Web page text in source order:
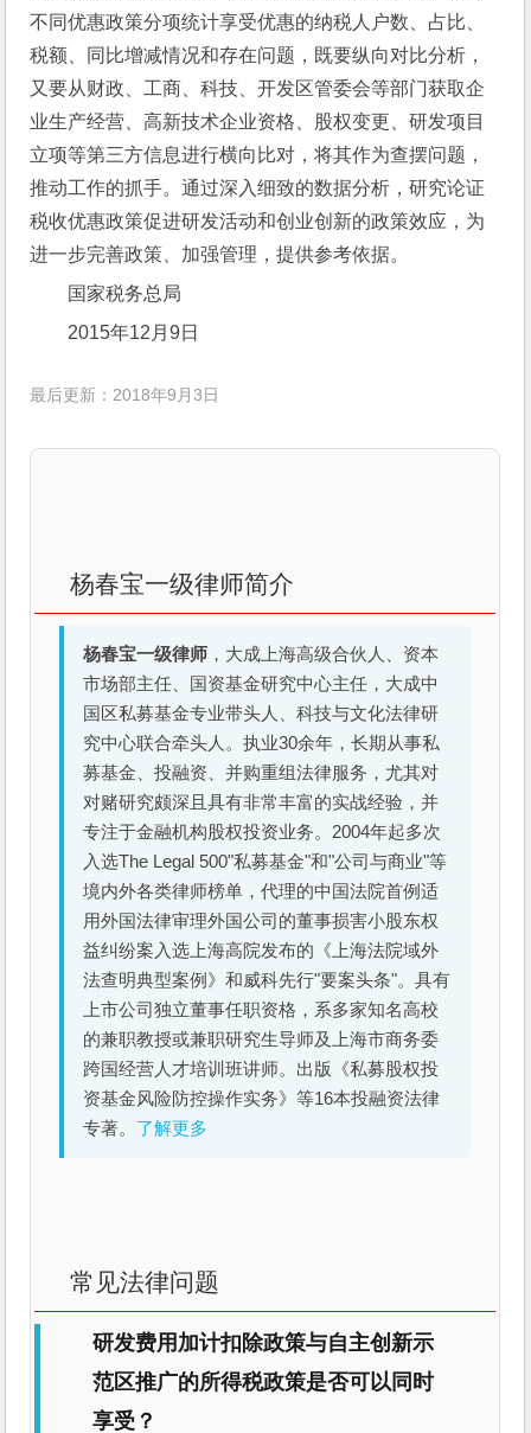
不同优惠政策分项统计享受优惠的纳税人户数、占比、
税额、同比增减情况和存在问题，既要纵向对比分析，
又要从财政、工商、科技、开发区管委会等部门获取企
业生产经营、高新技术企业资格、股权变更、研发项目
立项等第三方信息进行横向比对，将其作为查摆问题，
推动工作的抓手。通过深入细致的数据分析，研究论证
税收优惠政策促进研发活动和创业创新的政策效应，为
进一步完善政策、加强管理，提供参考依据。
国家税务总局
2015年12月9日
最后更新：2018年9月3日
杨春宝一级律师简介
杨春宝一级律师 ，大成上海高级合伙人、资本
市场部主任、国资基金研究中心主任，大成中
国区私募基金专业带头人、科技与文化法律研
究中心联合牵头人。执业30余年，长期从事私
募基金、投融资、并购重组法律服务，尤其对
对赌研究颇深且具有非常丰富的实战经验，并
专注于金融机构股权投资业务。2004年起多次
入选The Legal 500"私募基金"和"公司与商业"等
境内外各类律师榜单，代理的中国法院首例适
用外国法律审理外国公司的董事损害小股东权
益纠纷案入选上海高院发布的《上海法院域外
法查明典型案例》和威科先行"要案头条"。具有
上市公司独立董事任职资格，系多家知名高校
的兼职教授或兼职研究生导师及上海市商务委
跨国经营人才培训班讲师。出版《私募股权投
资基金风险防控操作实务》等16本投融资法律
专著。 了解更多
常见法律问题
研发费用加计扣除政策与自主创新示
范区推广的所得税政策是否可以同时
享受？